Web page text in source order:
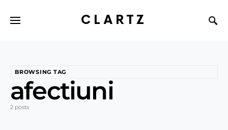
CLARTZ
BROWSING TAG
afectiuni
2 posts